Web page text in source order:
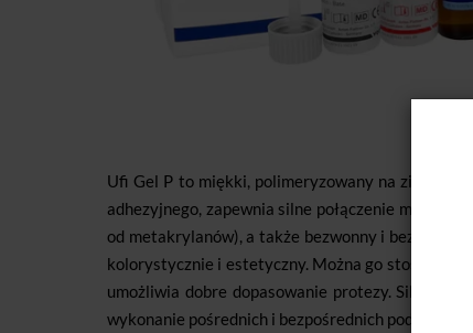
Ufi Gel P to miękki, polimeryzowany na zimno
adhezyjnego, zapewnia silne połączenie między
od metakrylanów), a także bezwonny i
kolorystycznie i estetyczny. Można go stosować
umożliwia dobre dopasowanie protezy. Silikon
wykonanie pośrednich i bezpośrednich podścieleń